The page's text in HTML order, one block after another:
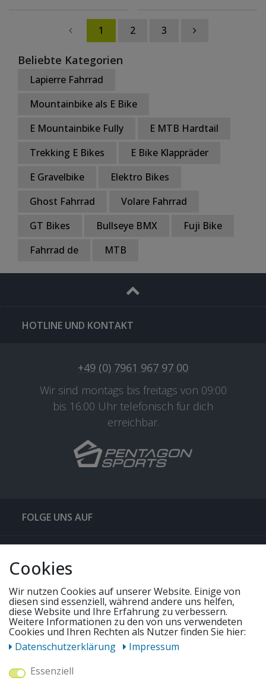
1 2 3
Beliebte Kategorien
Lapierre Fahrrad
Mountainbike als E Bike
E Mountainbike Fully
E MTB Hardtail
Trekking E Bikes
E Bike Klappräder
E Gravelbike
Elektro Bikes
Ghost Fahrrad
Volare Fahrrad
GT Bikes
Bullseye BMX
Fuji Bike
Fahrrad de
MTB
HOTLINE UND KONTAKT
+49 (0) 7961 967 97 00
Wir sind montags bis freitags von 09:00
bis 16:00 Uhr telefonisch für dich
erreichbar.
FOLGE UNS AUF
SERVICE
UNSERE ANGEBOTE
ZAHLUNGSWEISEN
Cookies
Wir nutzen Cookies auf unserer Website. Einige von
diesen sind essenziell, während andere uns helfen,
diese Website und Ihre Erfahrung zu verbessern.
Weitere Informationen zu den von uns verwendeten
Cookies und Ihren Rechten als Nutzer finden Sie hier:
Daten­schutz­erklärung
Impressum
Essenziell